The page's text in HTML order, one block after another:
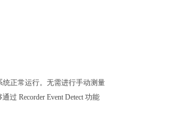
统正常运行。无需进行手动测量
Recorder Event Detect 功能